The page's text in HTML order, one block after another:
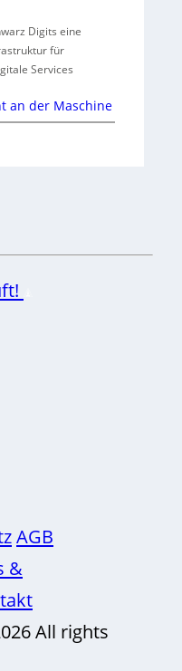
Digits eine
für
Services
an der Maschine
AGB
&
All rights